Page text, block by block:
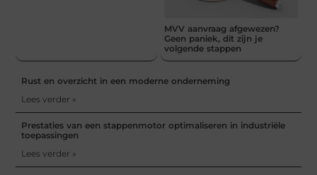
MVV aanvraag afgewezen?
Geen paniek, dit zijn je
volgende stappen
Rust en overzicht in een moderne onderneming
Lees verder »
Prestaties van een stappenmotor optimaliseren in industriële
toepassingen
Lees verder »